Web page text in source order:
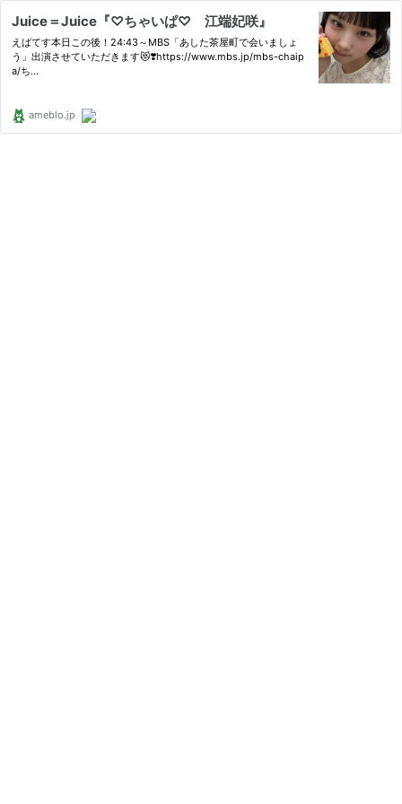
Juice＝Juice『♡ちゃいぱ♡ 江端妃咲』
えばてす本日この後！24:43～MBS「あした茶屋町で会いましょ
う」出演させていただきます😻❣️https://www.mbs.jp/mbs-chaip
a/ち…
ameblo.jp